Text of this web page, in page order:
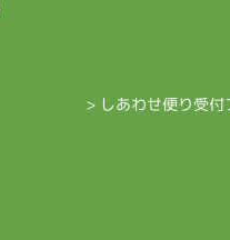
> しあわせ便り受付